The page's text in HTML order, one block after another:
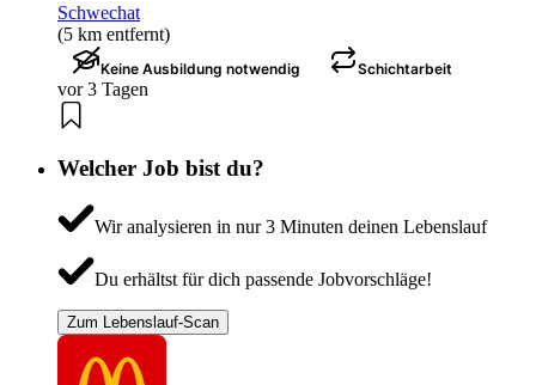
Schwechat
(5 km entfernt)
Keine Ausbildung notwendig Schichtarbeit
vor 3 Tagen
Welcher Job bist du?
Wir analysieren in nur 3 Minuten deinen Lebenslauf
Du erhältst für dich passende Jobvorschläge!
Zum Lebenslauf-Scan